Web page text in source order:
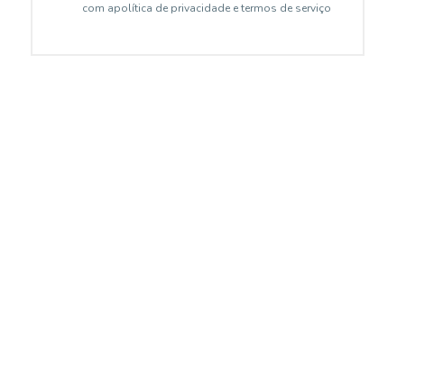
com apolítica de privacidade e termos de serviço